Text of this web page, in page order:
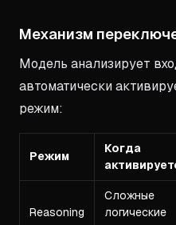
Механизм
Модель анализирует
автоматически
режим:
Режим
Когда
Reasoning
Сложные
логические